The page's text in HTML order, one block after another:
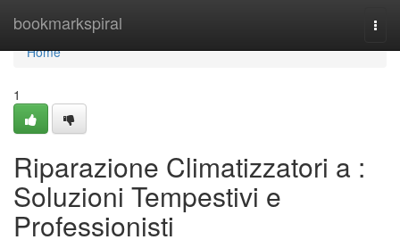
bookmarkspiral
Home
Home
1
Riparazione Climatizzatori a :
Soluzioni Tempestivi e
Professionisti